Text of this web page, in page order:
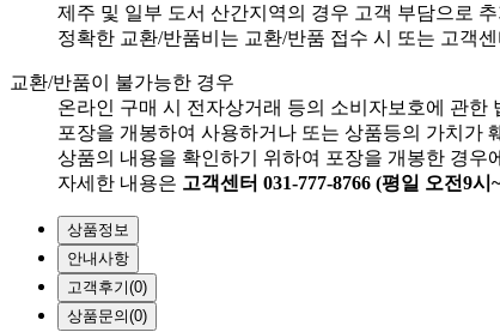
제주 및 일부 도서 산간지역의 경우 고객 부담으로
정확한 교환/반품비는 교환/반품 접수 시 또는 고객
교환/반품이 불가능한 경우
온라인 구매 시 전자상거래 등의 소비자보호에 관
포장을 개봉하여 사용하거나 또는 상품등의 가치가
상품의 내용을 확인하기 위하여 포장을 개봉한 경우
자세한 내용은 고객센터 031-777-8766 (평일 오전9시
상품정보
안내사항
고객후기(0)
상품문의(0)